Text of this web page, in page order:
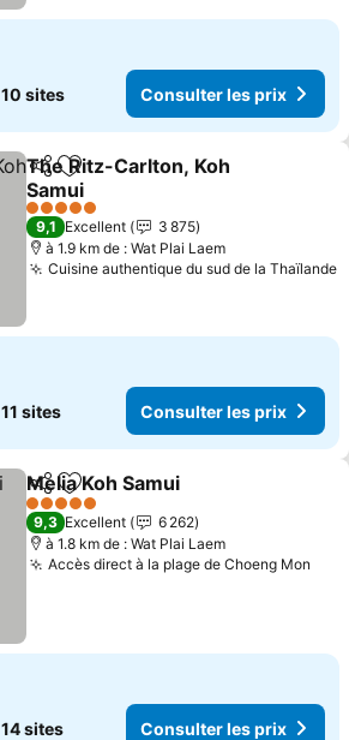
10 sites Consulter les prix
PartagerAjouter à mes favoris
The Ritz-Carlton, Koh
Samui
Consulter les prix
5 Étoiles
9,1 Excellent
3 875
à 1.9 km de : Wat Plai Laem
Cuisine authentique du sud de la Thaïlande
11 sites Consulter les prix
PartagerAjouter à mes favoris
Melia Koh Samui
5 Étoiles
9,3 Excellent
6 262
à 1.8 km de : Wat Plai Laem
Accès direct à la plage de Choeng Mon
14 sites Consulter les prix